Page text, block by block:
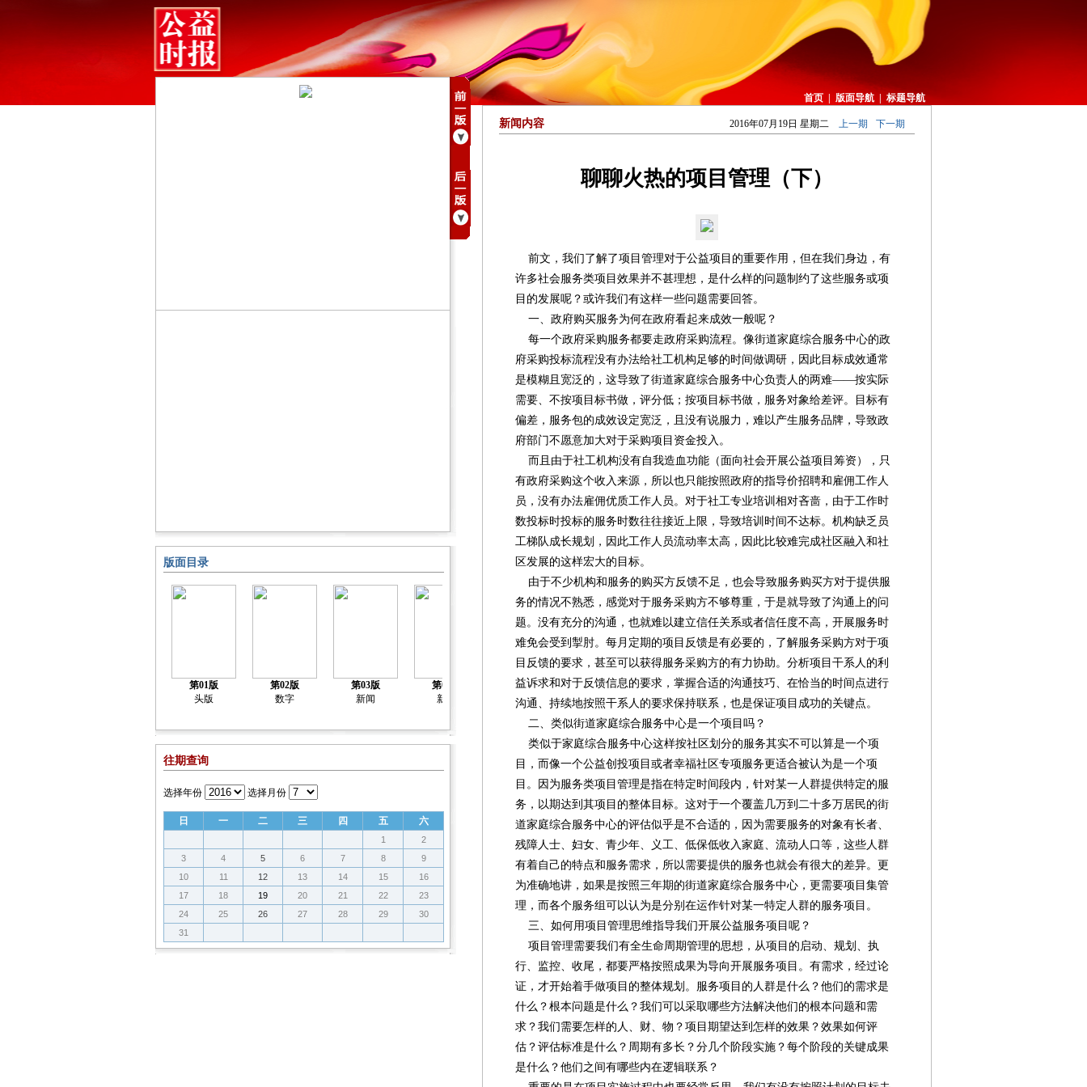
首页 版面导航 标题导航
版面目录
第01版
头版
第02版
数字
第03版
新闻
第04版
新闻
第05版
新闻
第06版
新闻
第07版
新闻
第08版
封面报道
第09版
新闻
往期查询
选择年份 选择月份
日 一 二 三 四 五 六
1
2
3
4 5 6 7 8
9
10
11 12 13 14 15
16
17
18 19 20 21 22
23
24
25 26 27 28 29
30
31
新闻内容 2016年07月19日 星期二 上一期 下一期
聊聊火热的项目管理（下）
前文，我们了解了项目管理对于公益项目的重要作用，但在我们身边，有
许多社会服务类项目效果并不甚理想，是什么样的问题制约了这些服务或项
目的发展呢？或许我们有这样一些问题需要回答。
一、政府购买服务为何在政府看起来成效一般呢？
每一个政府采购服务都要走政府采购流程。像街道家庭综合服务中心的政
府采购投标流程没有办法给社工机构足够的时间做调研，因此目标成效通常
是模糊且宽泛的，这导致了街道家庭综合服务中心负责人的两难——按实际
需要、不按项目标书做，评分低；按项目标书做，服务对象给差评。目标有
偏差，服务包的成效设定宽泛，且没有说服力，难以产生服务品牌，导致政
府部门不愿意加大对于采购项目资金投入。
而且由于社工机构没有自我造血功能（面向社会开展公益项目筹资），只
有政府采购这个收入来源，所以也只能按照政府的指导价招聘和雇佣工作人
员，没有办法雇佣优质工作人员。对于社工专业培训相对吝啬，由于工作时
数投标时投标的服务时数往往接近上限，导致培训时间不达标。机构缺乏员
工梯队成长规划，因此工作人员流动率太高，因此比较难完成社区融入和社
区发展的这样宏大的目标。
由于不少机构和服务的购买方反馈不足，也会导致服务购买方对于提供服
务的情况不熟悉，感觉对于服务采购方不够尊重，于是就导致了沟通上的问
题。没有充分的沟通，也就难以建立信任关系或者信任度不高，开展服务时
难免会受到掣肘。每月定期的项目反馈是有必要的，了解服务采购方对于项
目反馈的要求，甚至可以获得服务采购方的有力协助。分析项目干系人的利
益诉求和对于反馈信息的要求，掌握合适的沟通技巧、在恰当的时间点进行
沟通、持续地按照干系人的要求保持联系，也是保证项目成功的关键点。
二、类似街道家庭综合服务中心是一个项目吗？
类似于家庭综合服务中心这样按社区划分的服务其实不可以算是一个项
目，而像一个公益创投项目或者幸福社区专项服务更适合被认为是一个项
目。因为服务类项目管理是指在特定时间段内，针对某一人群提供特定的服
务，以期达到其项目的整体目标。这对于一个覆盖几万到二十多万居民的街
道家庭综合服务中心的评估似乎是不合适的，因为需要服务的对象有长者、
残障人士、妇女、青少年、义工、低保低收入家庭、流动人口等，这些人群
有着自己的特点和服务需求，所以需要提供的服务也就会有很大的差异。更
为准确地讲，如果是按照三年期的街道家庭综合服务中心，更需要项目集管
理，而各个服务组可以认为是分别在运作针对某一特定人群的服务项目。
三、如何用项目管理思维指导我们开展公益服务项目呢？
项目管理需要我们有全生命周期管理的思想，从项目的启动、规划、执
行、监控、收尾，都要严格按照成果为导向开展服务项目。有需求，经过论
证，才开始着手做项目的整体规划。服务项目的人群是什么？他们的需求是
什么？根本问题是什么？我们可以采取哪些方法解决他们的根本问题和需
求？我们需要怎样的人、财、物？项目期望达到怎样的效果？效果如何评
估？评估标准是什么？周期有多长？分几个阶段实施？每个阶段的关键成果
是什么？他们之间有哪些内在逻辑联系？